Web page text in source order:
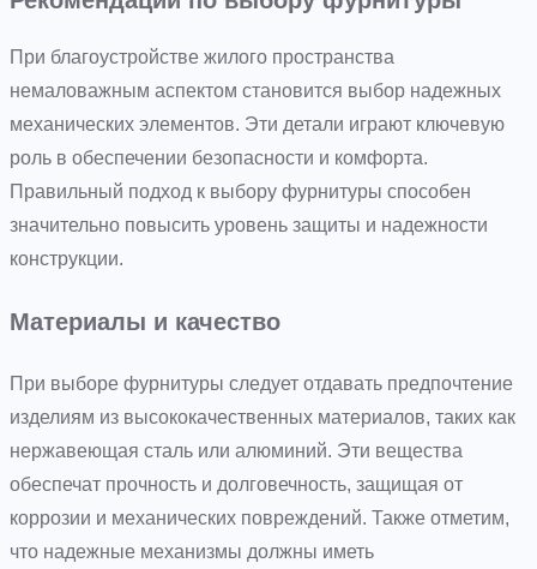
При благоустройстве жилого пространства
немаловажным аспектом становится выбор надежных
механических элементов. Эти детали играют ключевую
роль в обеспечении безопасности и комфорта.
Правильный подход к выбору фурнитуры способен
значительно повысить уровень защиты и надежности
конструкции.
Материалы и качество
При выборе фурнитуры следует отдавать предпочтение
изделиям из высококачественных материалов, таких как
нержавеющая сталь или алюминий. Эти вещества
обеспечат прочность и долговечность, защищая от
коррозии и механических повреждений. Также отметим,
что надежные механизмы должны иметь